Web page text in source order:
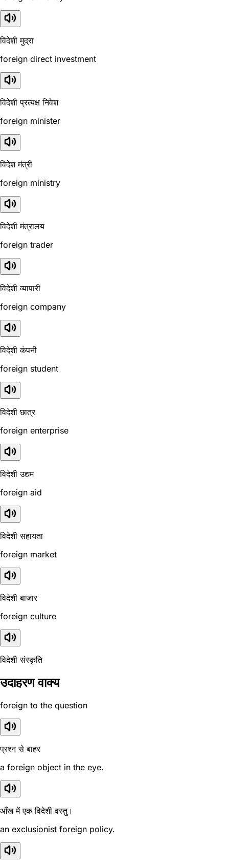
विदेशी मुद्रा
foreign direct investment
विदेशी प्रत्यक्ष निवेश
foreign minister
विदेश मंत्री
foreign ministry
विदेशी मंत्रालय
foreign trader
विदेशी व्यापारी
foreign company
विदेशी कंपनी
foreign student
विदेशी छात्र
foreign enterprise
विदेशी उद्यम
foreign aid
विदेशी सहायता
foreign market
विदेशी बाजार
foreign culture
विदेशी संस्कृति
उदाहरण वाक्य
foreign to the question
प्रश्न से बाहर
a foreign object in the eye.
आँख में एक विदेशी वस्तु।
an exclusionist foreign policy.